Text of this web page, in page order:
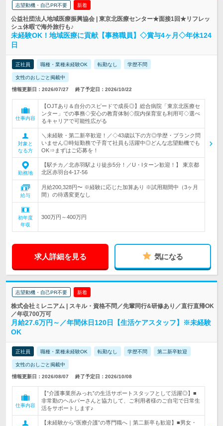
志望動機・自己PR不要 新着
公益社団法人地域医療振興協会 | 東京北医療センター★面接1回★リフレッ
シュ休暇で海外旅行も♪
未経験OK！地域医療に貢献【事務職員】◇賞与4ヶ月◇年休124
日
正社員 職種・業種未経験OK 転勤なし 学歴不問
女性のおしごと掲載中
情報更新日：2026/07/27 終了予定日：2026/10/22
仕事内容
【OJTあり＆自分のスピードで成長◎】総合病院「東京北医療セ
ンター」での事務◇安心の教育体制◇院内保育室も利用可◇選べ
るキャリアで可能性広がる
対象と
なる方
＼未経験・第二新卒歓迎！／◇43歳以下の方◎学歴・ブランク問
いません◎時短勤務で子育て社員も活躍中◎どんな志望動機でも
OK⇒まずはご応募を！
勤務地
【駅チカ／北赤羽駅より徒歩5分！／U・Iターン歓迎！】 東京都
北区赤羽台4-17-56
給与
月給200,328円〜 ※経験に応じた加算あり ※試用期間中（3ヶ月
間）の待遇変更なし
初年度
年収
300万円～400万円
求人詳細を見る 気になる
志望動機・自己PR不要 新着
株式会社ミレニアム | スキル・資格不問／先輩同行&研修あり／直行直帰OK
／年収700万可
月給27.6万円～／年間休日120日【生活ケアスタッフ】※未経験
OK
正社員 職種・業種未経験OK 転勤なし 学歴不問 第二新卒歓迎
女性のおしごと掲載中
情報更新日：2026/08/07 終了予定日：2026/10/08
仕事内容
【”介護事業所みっれ”の生活サポートスタッフとして活躍◎】■
非常勤のヘルパーさんと協力して、ご利用者様のご自宅で日常生
活をサポートします♪
【未経験から“医療介護”の専門職へ｜第二新卒も歓迎】■男女・